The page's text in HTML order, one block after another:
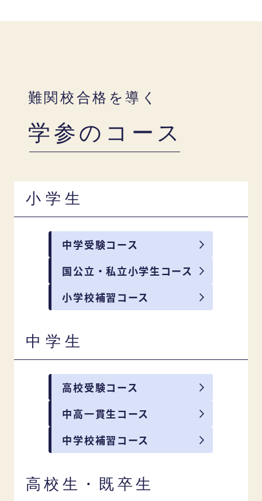
難関校合格を導く
学参のコース
小学生
中学受験コース
国公立・私立小学生コース
小学校補習コース
中学生
高校受験コース
中高一貫生コース
中学校補習コース
高校生・既卒生